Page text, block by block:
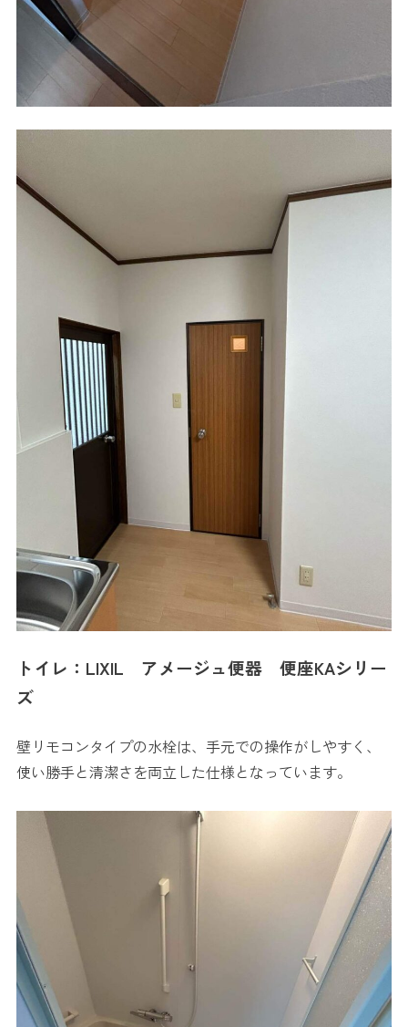
トイレ：LIXIL アメージュ便器 便座KAシリー
ズ
壁リモコンタイプの水栓は、手元での操作がしやすく、
使い勝手と清潔さを両立した仕様となっています。